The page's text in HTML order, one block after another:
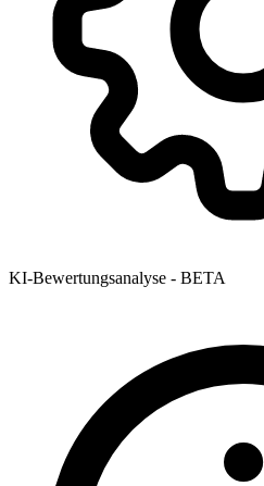
KI-Bewertungsanalyse - BETA